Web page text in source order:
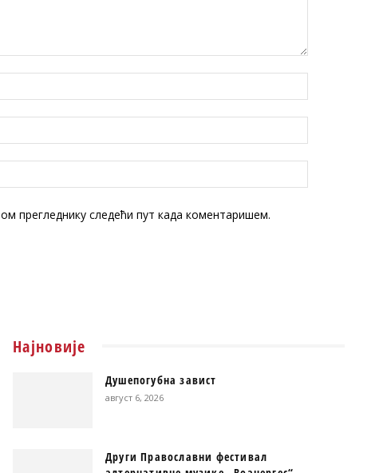
прегледнику следећи пут када коментаришем.
Најновије
Душепогубна завист
август 6, 2026
Други Православни фестивал